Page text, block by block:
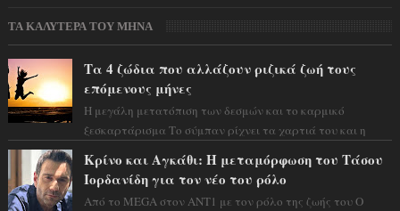
ΤΑ ΚΑΛΥΤΕΡΑ ΤΟΥ ΜΗΝΑ
Τα 4 ζώδια που αλλάζουν ριζικά ζωή τους
επόμενους μήνες
Η μεγάλη μετατόπιση των δεσμών και το καρμικό
ξεσκαρτάρισμα Το σύμπαν ρίχνει τα χαρτιά του και η
Κρίνο και Αγκάθι: Η μεταμόρφωση του Τάσου
Ιορδανίδη για τον νέο του ρόλο
Από το MEGA στον ΑΝΤ1 με τον ρόλο της ζωής του Ο